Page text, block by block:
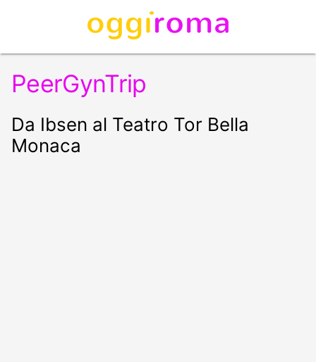
PeerGynTrip
Da Ibsen al Teatro Tor Bella
Monaca